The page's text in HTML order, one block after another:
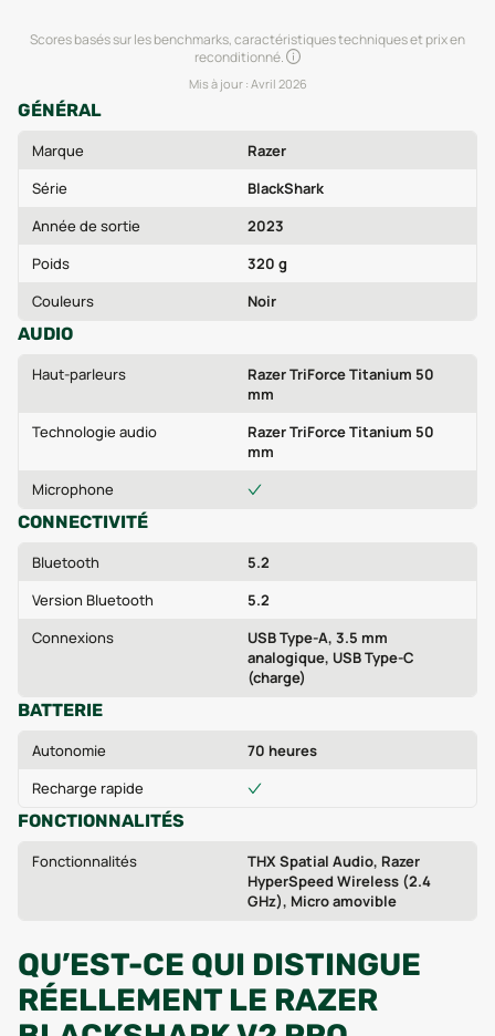
Scores basés sur les benchmarks, caractéristiques techniques et prix en
reconditionné.
Mis à jour : Avril 2026
GÉNÉRAL
Marque
Razer
Série
BlackShark
Année de sortie
2023
Poids
320 g
Couleurs
Noir
AUDIO
Haut-parleurs
Razer TriForce Titanium 50
mm
Technologie audio
Razer TriForce Titanium 50
mm
Microphone
CONNECTIVITÉ
Bluetooth
5.2
Version Bluetooth
5.2
Connexions
USB Type-A, 3.5 mm
analogique, USB Type-C
(charge)
BATTERIE
Autonomie
70 heures
Recharge rapide
FONCTIONNALITÉS
Fonctionnalités
THX Spatial Audio, Razer
HyperSpeed Wireless (2.4
GHz), Micro amovible
QU’EST-CE QUI DISTINGUE
RÉELLEMENT LE RAZER